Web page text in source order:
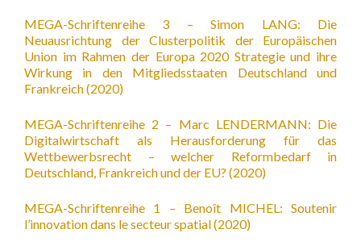
MEGA-Schriftenreihe 3 – Simon LANG: Die
Neuausrichtung der Clusterpolitik der Europäischen
Union im Rahmen der Europa 2020 Strategie und ihre
Wirkung in den Mitgliedsstaaten Deutschland und
Frankreich (2020)
MEGA-Schriftenreihe 2 – Marc LENDERMANN: Die
Digitalwirtschaft als Herausforderung für das
Wettbewerbsrecht – welcher Reformbedarf in
Deutschland, Frankreich und der EU? (2020)
MEGA-Schriftenreihe 1 – Benoît MICHEL: Soutenir
l’innovation dans le secteur spatial (2020)